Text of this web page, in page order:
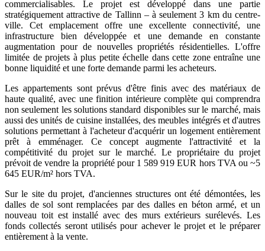
commercialisables. Le projet est développé dans une partie
stratégiquement attractive de Tallinn – à seulement 3 km du centre-
ville. Cet emplacement offre une excellente connectivité, une
infrastructure bien développée et une demande en constante
augmentation pour de nouvelles propriétés résidentielles. L'offre
limitée de projets à plus petite échelle dans cette zone entraîne une
bonne liquidité et une forte demande parmi les acheteurs.
Les appartements sont prévus d'être finis avec des matériaux de
haute qualité, avec une finition intérieure complète qui comprendra
non seulement les solutions standard disponibles sur le marché, mais
aussi des unités de cuisine installées, des meubles intégrés et d'autres
solutions permettant à l'acheteur d'acquérir un logement entièrement
prêt à emménager. Ce concept augmente l'attractivité et la
compétitivité du projet sur le marché. Le propriétaire du projet
prévoit de vendre la propriété pour 1 589 919 EUR hors TVA ou ~5
645 EUR/m² hors TVA.
Sur le site du projet, d'anciennes structures ont été démontées, les
dalles de sol sont remplacées par des dalles en béton armé, et un
nouveau toit est installé avec des murs extérieurs surélevés. Les
fonds collectés seront utilisés pour achever le projet et le préparer
entièrement à la vente.